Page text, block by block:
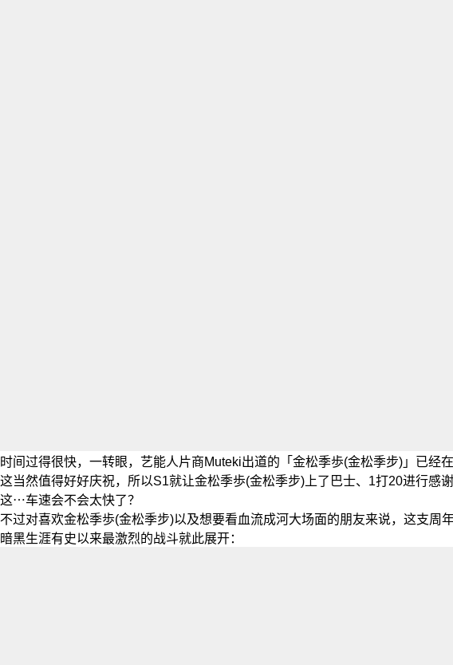
时间过得很快，一转眼，艺能人片商Muteki出道的「 金松季歩(金松季步)」已经
这当然值得好好庆祝，所以S1就让金松季歩(金松季步)上了巴士、1打20进行感谢
这⋯车速会不会太快了？
不过对喜欢金松季歩(金松季步)以及想要看血流成河大场面的朋友来说，这支
暗黑生涯有史以来最激烈的战斗就此展开：